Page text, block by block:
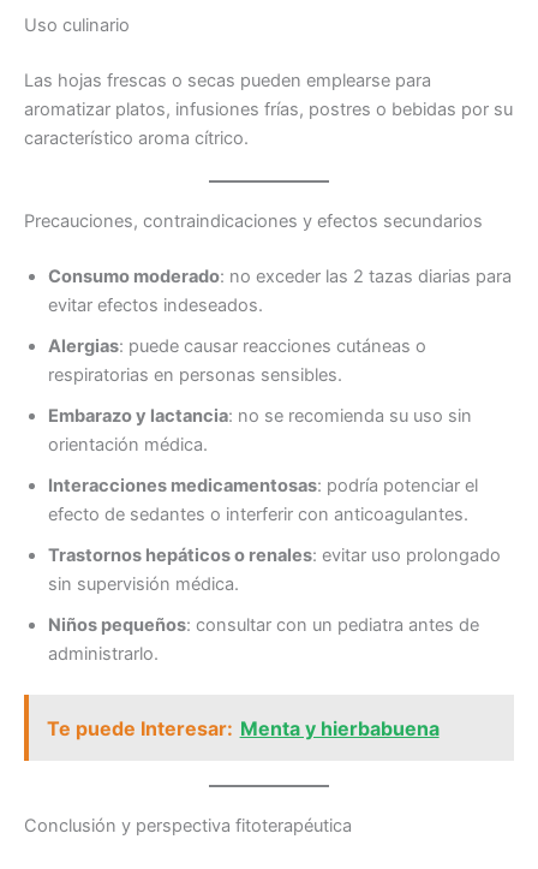
Uso culinario
Las hojas frescas o secas pueden emplearse para
aromatizar platos, infusiones frías, postres o bebidas por su
característico aroma cítrico.
Precauciones, contraindicaciones y efectos secundarios
Consumo moderado: no exceder las 2 tazas diarias para
evitar efectos indeseados.
Alergias: puede causar reacciones cutáneas o
respiratorias en personas sensibles.
Embarazo y lactancia: no se recomienda su uso sin
orientación médica.
Interacciones medicamentosas: podría potenciar el
efecto de sedantes o interferir con anticoagulantes.
Trastornos hepáticos o renales: evitar uso prolongado
sin supervisión médica.
Niños pequeños: consultar con un pediatra antes de
administrarlo.
Te puede Interesar: Menta y hierbabuena
Conclusión y perspectiva fitoterapéutica